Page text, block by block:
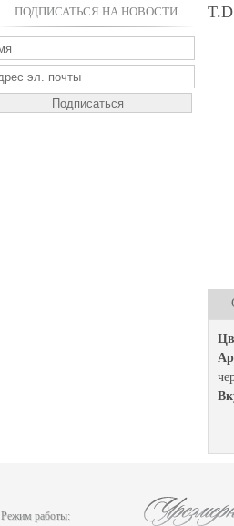
ПОДПИСАТЬСЯ НА НОВОСТИ
Режим работы: